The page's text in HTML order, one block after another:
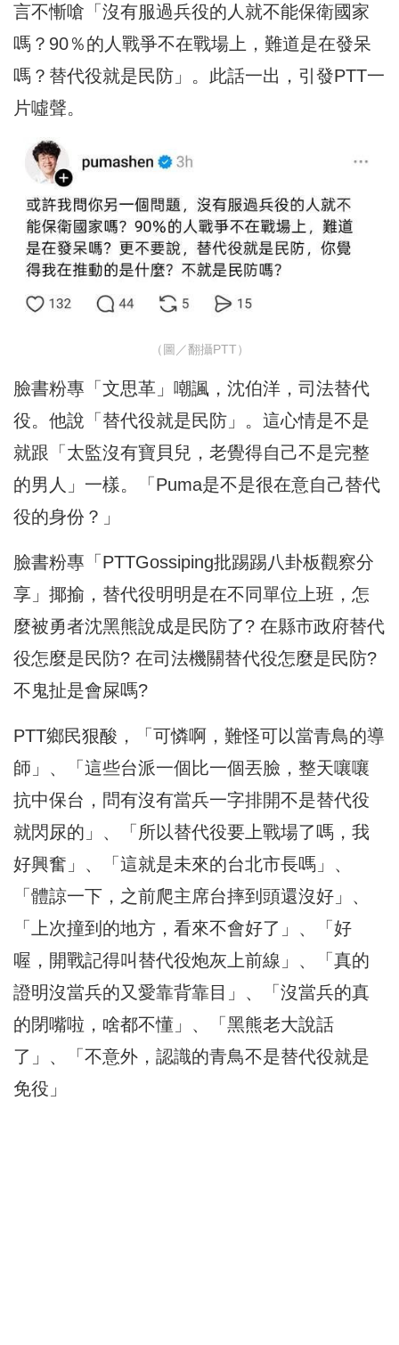
言不慚嗆「沒有服過兵役的人就不能保衛國家
嗎？90％的人戰爭不在戰場上，難道是在發呆
嗎？替代役就是民防」。此話一出，引發PTT一
片噓聲。
（圖／翻攝PTT）
臉書粉專「文思革」嘲諷，沈伯洋，司法替代
役。他說「替代役就是民防」。這心情是不是
就跟「太監沒有寶貝兒，老覺得自己不是完整
的男人」一樣。「Puma是不是很在意自己替代
役的身份？」
臉書粉專「PTTGossiping批踢踢八卦板觀察分
享」揶揄，替代役明明是在不同單位上班，怎
麼被勇者沈黑熊說成是民防了? 在縣市政府替代
役怎麼是民防? 在司法機關替代役怎麼是民防?
不鬼扯是會屎嗎?
PTT鄉民狠酸，「可憐啊，難怪可以當青鳥的導
師」、「這些台派一個比一個丟臉，整天嚷嚷
抗中保台，問有沒有當兵一字排開不是替代役
就閃尿的」、「所以替代役要上戰場了嗎，我
好興奮」、「這就是未來的台北市長嗎」、
「體諒一下，之前爬主席台摔到頭還沒好」、
「上次撞到的地方，看來不會好了」、「好
喔，開戰記得叫替代役炮灰上前線」、「真的
證明沒當兵的又愛靠背靠目」、「沒當兵的真
的閉嘴啦，啥都不懂」、「黑熊老大說話
了」、「不意外，認識的青鳥不是替代役就是
免役」